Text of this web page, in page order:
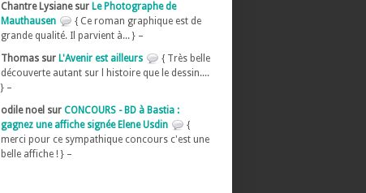
Chantre Lysiane sur Le Photographe de
Mauthausen
{ Ce roman graphique est de
grande qualité. Il parvient à... } –
Thomas sur L'Avenir est ailleurs
{ Très belle
découverte autant sur l histoire que le dessin....
} –
odile noel sur CONCOURS - BD à Bastia :
gagnez une affiche signée Elene Usdin
{
merci pour ce sympathique concours c'est une
belle affiche ! } –